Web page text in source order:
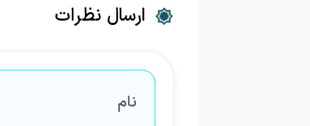
ارسال نظرات